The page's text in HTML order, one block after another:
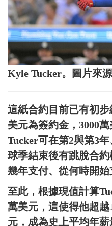
Kyle Tucker。圖片來
這紙合約目前已有初
美元為簽約金，3000
Tucker可在第2與第3
球季結束後有跳脫合
幾年支付、從何時開始
至此，根據現值計算
萬美元，這使得他超越
元，成為史上平均年薪